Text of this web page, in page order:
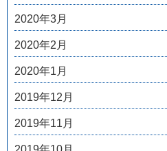
2020年3月
2020年2月
2020年1月
2019年12月
2019年11月